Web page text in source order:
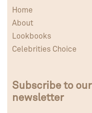
Home
About
Lookbooks
Celebrities Choice
Subscribe to our
newsletter